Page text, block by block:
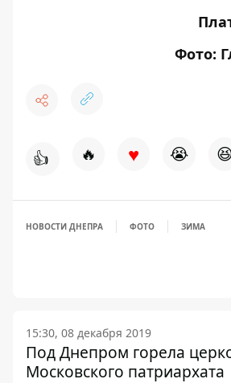
Фото:
👍 🔥 ♥ 😭
НОВОСТИ ДНЕПРА ФОТО ЗИМА
15:30, 08 декабря 2019
Под Днепром горела
Московского патриархата